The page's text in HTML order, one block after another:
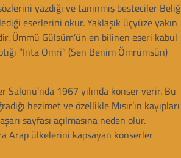
yazdığı ve tanınmış besteciler Beliğ
eserlerini okur. Yaklaşık üçyüze yakın
Ümmü Gülsüm’ün en bilinen eseri kabul
“Inta Omri” (Sen Benim Ömrümsün)
Salonu’nda 1967 yılında konser verir. Bu
hezimet ve özellikle Mısır’ın kayıpları
sayfası açılmasına neden olur.
Arap ülkelerini kapsayan konserler